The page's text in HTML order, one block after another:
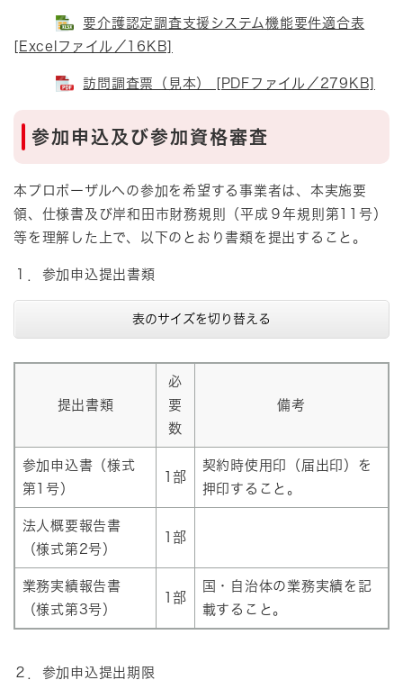
要介護認定調査支援システム機能要件適合表
[Excelファイル／16KB]
訪問調査票（見本） [PDFファイル／279KB]
参加申込及び参加資格審査
本プロポーザルへの参加を希望する事業者は、本実施要
領、仕様書及び岸和田市財務規則（平成９年規則第11号）
等を理解した上で、以下のとおり書類を提出すること。
１．参加申込提出書類
表のサイズを切り替える
提出書類
必
要
数
備考
参加申込書（様式
第1号）
1部
契約時使用印（届出印）を
押印すること。
法人概要報告書
（様式第2号）
1部
業務実績報告書
（様式第3号）
1部
国・自治体の業務実績を記
載すること。
​２．参加申込提出期限